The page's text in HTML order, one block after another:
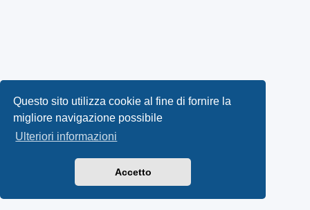
Questo sito utilizza cookie al fine di fornire la
migliore navigazione possibile
Ulteriori informazioni
Accetto